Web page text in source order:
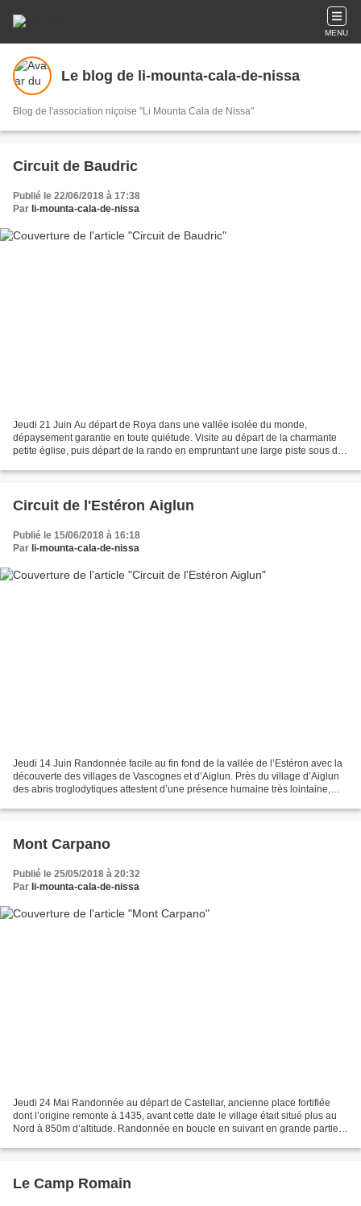
MENU
Le blog de li-mounta-cala-de-nissa
Blog de l'association niçoise "Li Mounta Cala de Nissa"
Circuit de Baudric
Publié le 22/06/2018 à 17:38
Par li-mounta-cala-de-nissa
Jeudi 21 Juin Au départ de Roya dans une vallée isolée du monde,
dépaysement garantie en toute quiétude. Visite au départ de la charmante
petite église, puis départ de la rando en empruntant une large piste sous des
Circuit de l'Estéron Aiglun
Publié le 15/06/2018 à 16:18
Par li-mounta-cala-de-nissa
Jeudi 14 Juin Randonnée facile au fin fond de la vallée de l’Estéron avec la
découverte des villages de Vascognes et d’Aiglun. Près du village d’Aiglun
des abris troglodytiques attestent d’une présence humaine très lointaine,
Mont Carpano
Publié le 25/05/2018 à 20:32
Par li-mounta-cala-de-nissa
Jeudi 24 Mai Randonnée au départ de Castellar, ancienne place fortifiée
dont l’origine remonte à 1435, avant cette date le village était situé plus au
Nord à 850m d’altitude. Randonnée en boucle en suivant en grande partie
Le Camp Romain